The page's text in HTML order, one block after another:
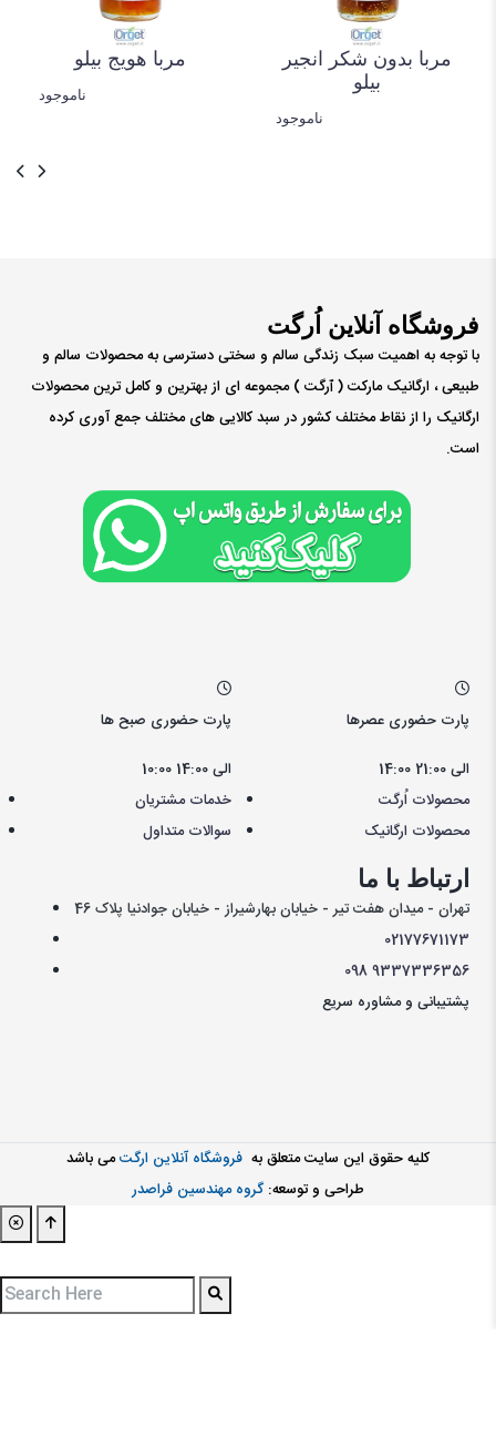
مربا بدون شکر انجیر
فروشگاه آنلاین اُرگت
با توجه به اهمیت سبک زندگی سالم و سختی دسترسی به محصولات سالم و
طبیعی ، ارگانیک مارکت ( ٱرگت ) مجموعه ای از بهترین و کامل ترین محصولات
ارگانیک را از نقاط مختلف کشور در سبد کالایی های مختلف جمع آوری کرده
است.
پارت حضوری صبح ها
10:00 الی 14:00
پارت حضوری عصرها
14:00 الی 21:00
خدمات مشتریان
سوالات متداول
محصولات اُرگت
محصولات ارگانیک
ارتباط با ما
تهران - میدان هفت تیر - خیابان بهارشیراز - خیابان جوادنیا پلاک 46
02177671173
0989337336356
پشتیبانی و مشاوره سریع
کليه حقوق اين سايت متعلق به فروشگاه آنلاین ارگتمی باشد
طراحی و توسعه: گروه مهندسین فراصدر